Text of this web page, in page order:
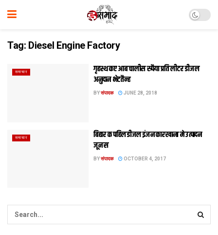
Tag: Diesel Engine Factory
समाचार
गृहस्थ कए आब चालीस रुपैया प्रति लीटर डीजल
अनुदान भेटतैन्ह
BYसंपादक JUNE 28, 2018
समाचार
बिहार क पहिल डीजल इंजन कारखाना मे उत्‍पादन
जून स
BYसंपादक OCTOBER 4, 2017